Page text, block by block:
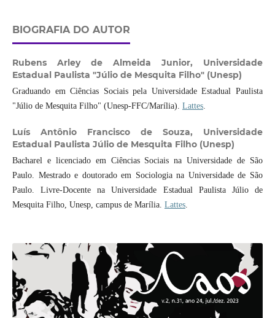
BIOGRAFIA DO AUTOR
Rubens Arley de Almeida Junior, Universidade
Estadual Paulista "Júlio de Mesquita Filho" (Unesp)
Graduando em Ciências Sociais pela Universidade Estadual Paulista
"Júlio de Mesquita Filho" (Unesp-FFC/Marília). Lattes.
Luís Antônio Francisco de Souza, Universidade
Estadual Paulista Júlio de Mesquita Filho (Unesp)
Bacharel e licenciado em Ciências Sociais na Universidade de São
Paulo. Mestrado e doutorado em Sociologia na Universidade de São
Paulo. Livre-Docente na Universidade Estadual Paulista Júlio de
Mesquita Filho, Unesp, campus de Marília. Lattes.